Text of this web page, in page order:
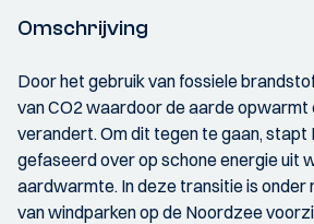
Omschrijving
Door het gebruik van fossiele
van CO2 waardoor de aarde opwarmt
verandert. Om dit tegen te gaan, stapt
gefaseerd over op schone energie uit
aardwarmte. In deze transitie is onder
van windparken op de Noordzee